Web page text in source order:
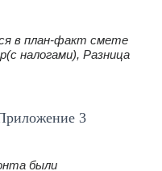
в план-факт смете
налогами), Разница
3
были